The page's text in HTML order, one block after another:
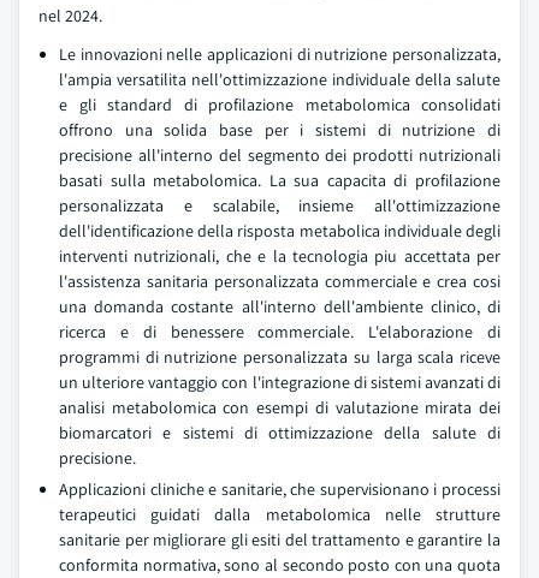
nel 2024.
Le innovazioni nelle applicazioni di nutrizione personalizzata,
l'ampia versatilita nell'ottimizzazione individuale della salute
e gli standard di profilazione metabolomica consolidati
offrono una solida base per i sistemi di nutrizione di
precisione all'interno del segmento dei prodotti nutrizionali
basati sulla metabolomica. La sua capacita di profilazione
personalizzata e scalabile, insieme all'ottimizzazione
dell'identificazione della risposta metabolica individuale degli
interventi nutrizionali, che e la tecnologia piu accettata per
l'assistenza sanitaria personalizzata commerciale e crea cosi
una domanda costante all'interno dell'ambiente clinico, di
ricerca e di benessere commerciale. L'elaborazione di
programmi di nutrizione personalizzata su larga scala riceve
un ulteriore vantaggio con l'integrazione di sistemi avanzati di
analisi metabolomica con esempi di valutazione mirata dei
biomarcatori e sistemi di ottimizzazione della salute di
precisione.
Applicazioni cliniche e sanitarie, che supervisionano i processi
terapeutici guidati dalla metabolomica nelle strutture
sanitarie per migliorare gli esiti del trattamento e garantire la
conformita normativa, sono al secondo posto con una quota